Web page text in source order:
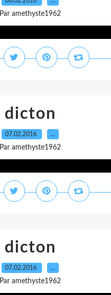
Par amethyste1962
dicton
07.02.2016 …
Par amethyste1962
dicton
07.02.2016 …
Par amethyste1962